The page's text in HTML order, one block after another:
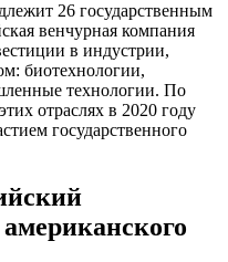
26 государственным
венчурная компания
в индустрии,
биотехнологии,
технологии. По
отраслях в 2020 году
государственного